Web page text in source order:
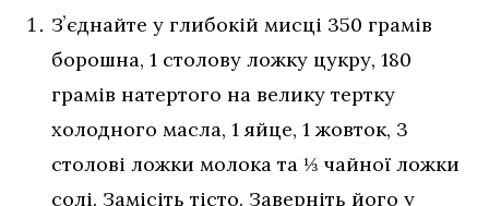
Зʼєднайте у глибокій мисці 350 грамів
борошна, 1 столову ложку цукру, 180
грамів натертого на велику тертку
холодного масла, 1 яйце, 1 жовток, 3
столові ложки молока та ⅓ чайної ложки
солі. Замісіть тісто. Заверніть його у